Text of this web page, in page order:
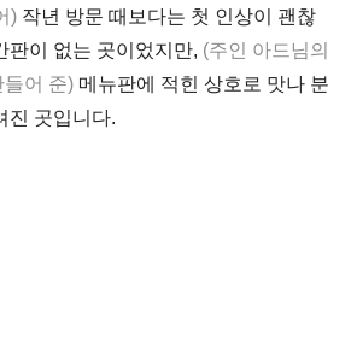
) 작년 방문 때보다는 첫 인상이 괜찮
판이 없는 곳이었지만, (주인 아드님의
들어 준) 메뉴판에 적힌 상호로 맛나 분
진 곳입니다.